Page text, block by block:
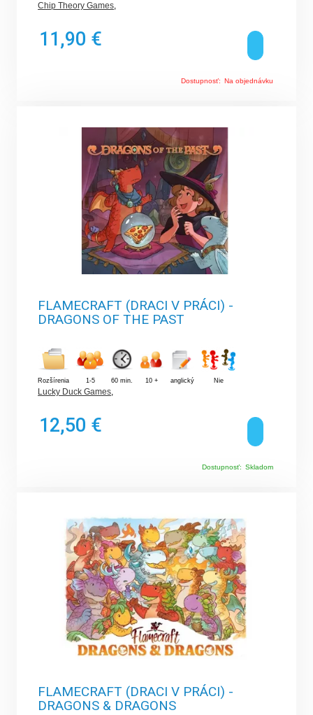
Chip Theory Games
11,90 €
Dostupnosť: Na objednávku
FLAMECRAFT (DRACI V PRÁCI) -
DRAGONS OF THE PAST
Rozšírenia 1-5 60 min. 10 + anglický Nie
Lucky Duck Games,
12,50 €
Dostupnosť: Skladom
FLAMECRAFT (DRACI V PRÁCI) -
DRAGONS & DRAGONS